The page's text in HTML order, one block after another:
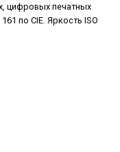
цифровых печатных
по CIE. Яркость ISO